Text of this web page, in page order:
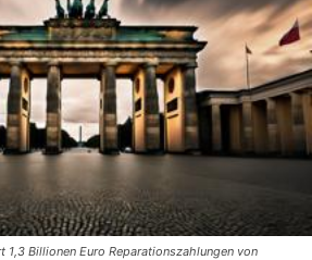
Billionen Euro Reparationszahlungen von